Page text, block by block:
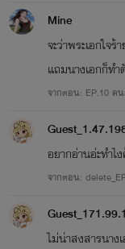
หญิงสาวหันไปถามกั
ความน้อยใจก่อนจะ
หล่อนกับชายหนุ่มอ
"อีหน้าด้าน! แกก็รู้ว่
ฝ่ามือขาวสะอาดปะ
Mine
จะว่าพระเอกใจ
แถมนางเอกก็ทำ
จากตอน: EP.10 ค
อยากอ่านอ่ะทำไ
จากตอน:
ไม่น่าสงสารนาง